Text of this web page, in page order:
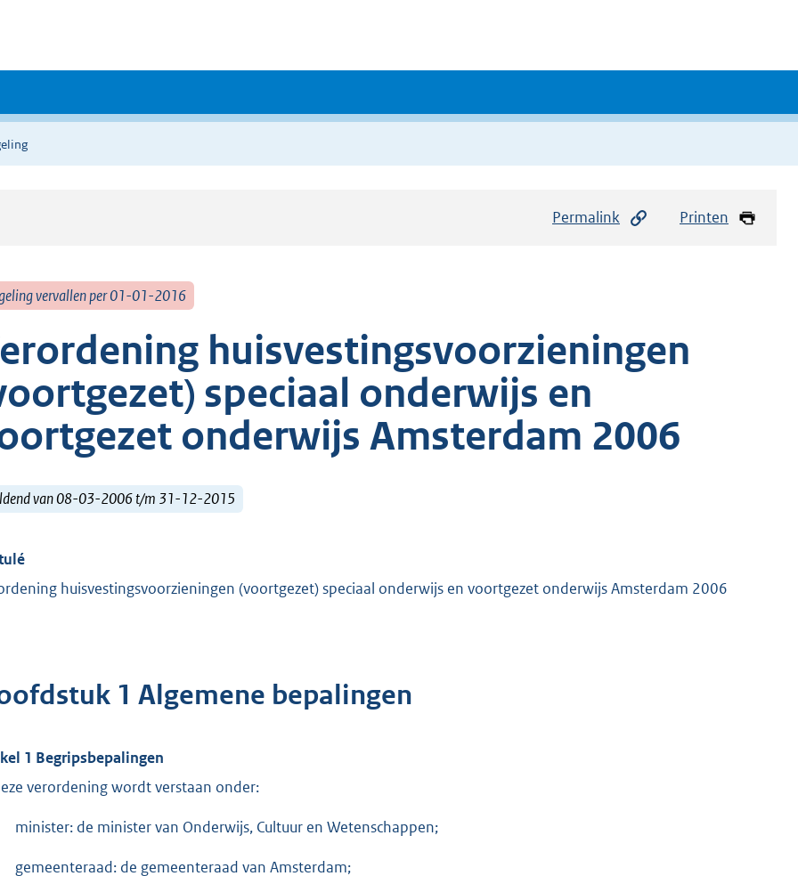
Permalink Printen
vervallen per 01-01-2016
huisvestingsvoorzieningen
speciaal onderwijs en
onderwijs Amsterdam 2006
van 08-03-2006 t/m 31-12-2015
huisvestingsvoorzieningen (voortgezet) speciaal onderwijs en voortgezet onderwijs Amsterdam 2006
1 Algemene bepalingen
1 Begripsbepalingen
verordening wordt verstaan onder:
minister: de minister van Onderwijs, Cultuur en Wetenschappen;
gemeenteraad: de gemeenteraad van Amsterdam;